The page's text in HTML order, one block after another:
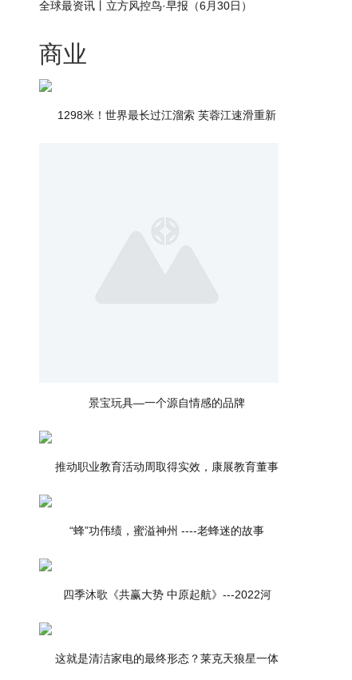
全球最资讯丨立方风控鸟·早报（6月30日）
商业
1298米！世界最长过江溜索 芙蓉江速滑重新
景宝玩具—一个源自情感的品牌
推动职业教育活动周取得实效，康展教育董事
“蜂”功伟绩，蜜溢神州 ----老蜂迷的故事
四季沐歌《共赢大势 中原起航》---2022河
这就是清洁家电的最终形态？莱克天狼星一体